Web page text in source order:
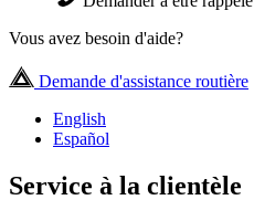
Vous avez besoin d'aide?
Demande d'assistance routière
English
Español
Service à la clientèle